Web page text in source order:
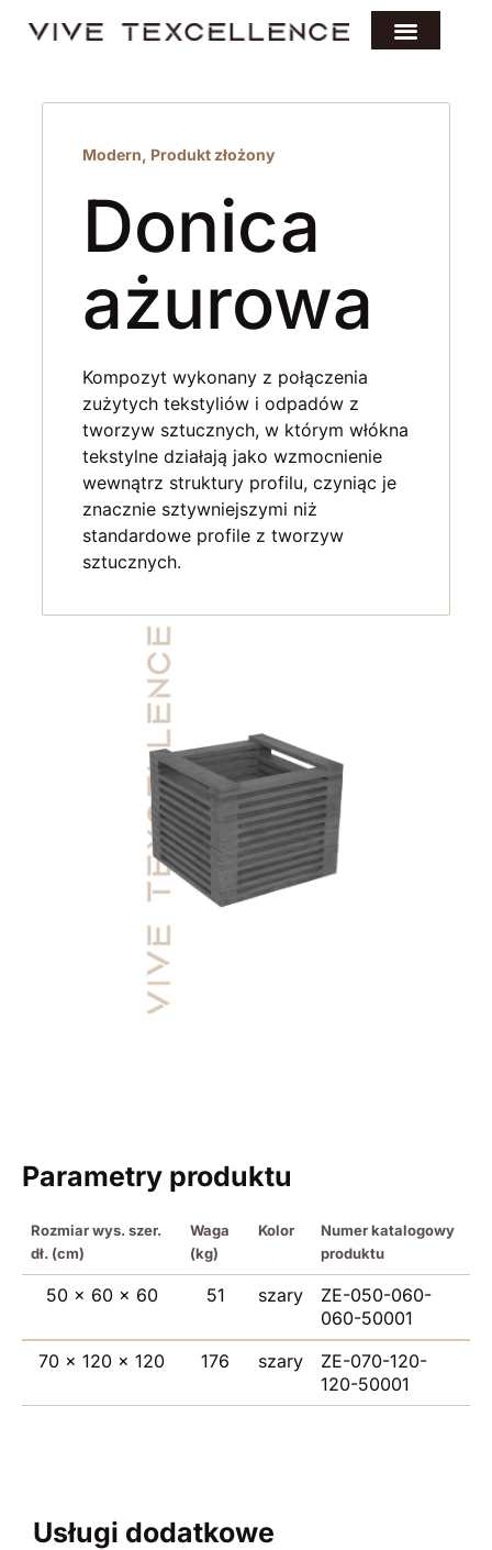
Modern, Produkt złożony
Donica
ażurowa
Kompozyt wykonany z połączenia
zużytych tekstyliów i odpadów z
tworzyw sztucznych, w którym włókna
tekstylne działają jako wzmocnienie
wewnątrz struktury profilu, czyniąc je
znacznie sztywniejszymi niż
standardowe profile z tworzyw
sztucznych.
Parametry produktu
Rozmiar wys. szer.
dł. (cm)
Waga
(kg)
Kolor
Numer katalogowy
produktu
50 x 60 x 60 51 szary
ZE-050-060-
060-50001
70 x 120 x 120
176 szary
ZE-070-120-
120-50001
Usługi dodatkowe